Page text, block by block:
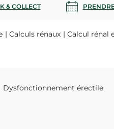
& COLLECT
Calculs rénaux Calcul rénal
Dysfonctionnement érectile